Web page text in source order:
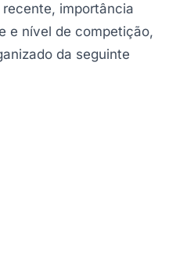
importância
e nível de competição,
da seguinte